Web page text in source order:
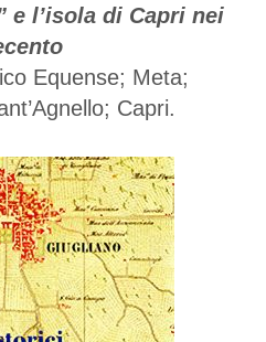
e l’isola di Capri nei
Equense; Meta;
Capri.